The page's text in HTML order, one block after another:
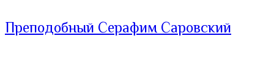
Преподобный Серафим Саровский